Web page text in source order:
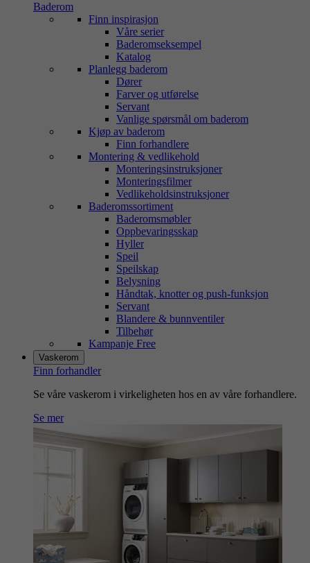
Baderom
Finn inspirasjon
Våre serier
Baderomseksempel
Katalog
Planlegg baderom
Dører
Farver og utførelse
Servant
Vanlige spørsmål om baderom
Kjøp av baderom
Finn forhandlere
Montering & vedlikehold
Monteringsinstruksjoner
Monteringsfilmer
Vedlikeholdsinstruksjoner
Baderomssortiment
Baderomsmøbler
Oppbevaringsskap
Hyller
Speil
Speilskap
Belysning
Håndtak, knotter og push-funksjon
Servant
Blandere & bunnventiler
Tilbehør
Kampanje Free
Vaskerom
Finn forhandler
Se våre vaskerom i virkeligheten hos en av våre forhandlere.
Se mer